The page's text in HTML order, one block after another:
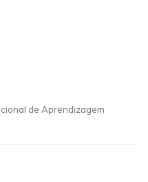
de Aprendizagem